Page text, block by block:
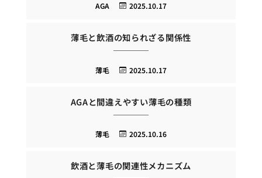
2025.10.17
AGA
薄毛と飲酒の知られざる関係性
2025.10.17
薄毛
AGAと間違えやすい薄毛の種類
2025.10.16
薄毛
飲酒と薄毛の関連性メカニズム